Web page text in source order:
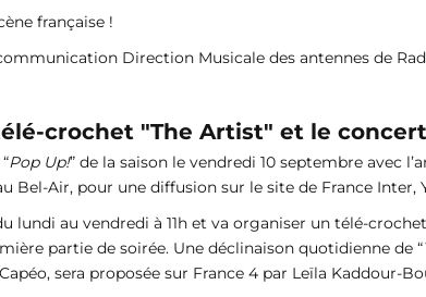
française !
Direction Musicale des antennes de
crochet "The Artist" et le
Pop Up!” de la saison le vendredi 10 septembre avec
Bel-Air, pour une diffusion sur le site de France Inter,
lundi au vendredi à 11h et va organiser un télé-
partie de soirée. Une déclinaison quotidienne de “
sera proposée sur France 4 par Leïla Kaddour-